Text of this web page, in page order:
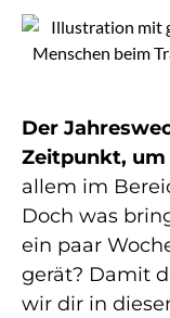
Der
Zeitpunkt, um
allem im
Doch was
ein paar
gerät? Damit
wir dir in